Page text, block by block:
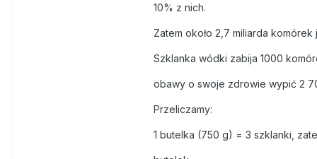
Marihuana jest już legalna w
posiadanie „niewielkich
marihuany to tylko kwestia
10% z nich.
Zatem około 2,7 miliarda
Szklanka wódki zabija 1000
obawy o swoje zdrowie wypić 2
Przeliczamy:
1 butelka (750 g) = 3 szklanki,